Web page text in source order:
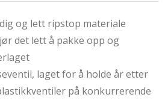
og lett ripstop materiale
det lett å pakke opp og
laget for å holde år etter
på konkurrerende